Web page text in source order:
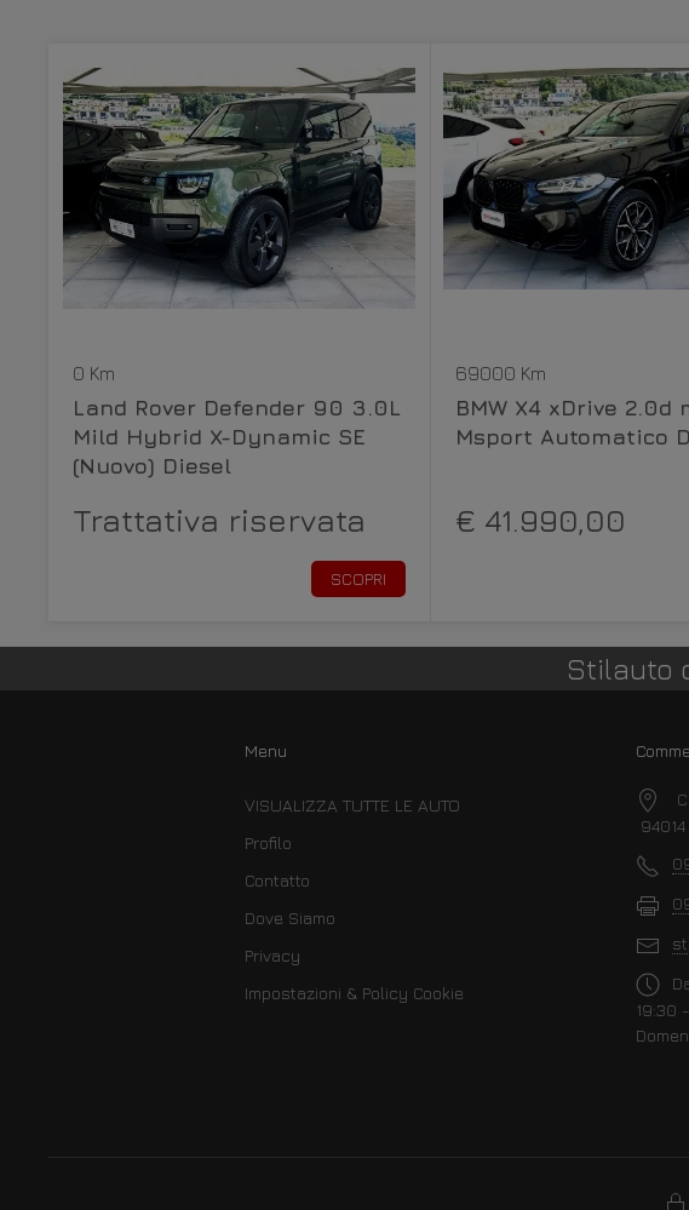
0 Km
Land Rover Defender 90 3.0L
Mild Hybrid X-Dynamic SE
(Nuovo) Diesel
Trattativa riservata
SCOPRI
69000 Km
BMW X4 xDrive 2.0d
Msport Automatico
€ 41.990,00
Stilauto
Menu
VISUALIZZA TUTTE LE AUTO
Profilo
Contatto
Dove Siamo
Privacy
Impostazioni & Policy Cookie
94014
19:30